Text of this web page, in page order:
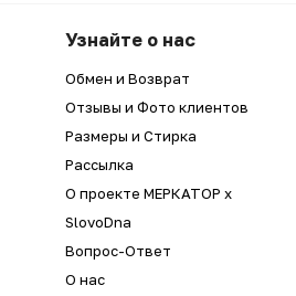
Узнайте о нас
Обмен и Возврат
Отзывы и Фото клиентов
Размеры и Стирка
Рассылка
О проекте МЕРКАТОР x
SlovoDna
Вопрос-Ответ
О нас